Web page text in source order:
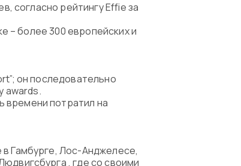
согласно рейтингу Effie за
– более 300 европейских и
он последовательно
awards.
времени потратил на
Гамбурге, Лос-Анджелесе,
, где со своими